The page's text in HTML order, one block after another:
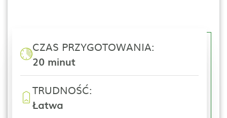
CZAS PRZYGOTOWANIA:
20 minut
TRUDNOŚĆ:
Łatwa